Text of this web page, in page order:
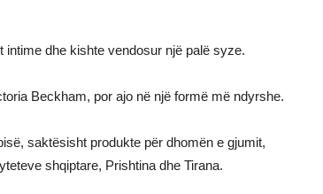
dhe kishte vendosur një palë syze.
Beckham, por ajo në një formë më ndyrshe.
saktësisht produkte për dhomën e gjumit,
shqiptare, Prishtina dhe Tirana.